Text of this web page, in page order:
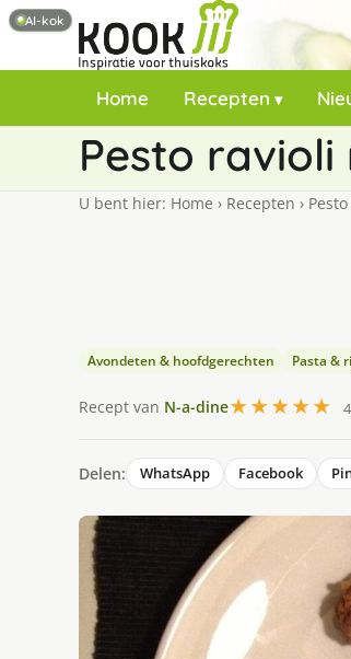
Home Recepten
Pesto
U bent hier: Home › Recepten ›
Avondeten & hoofdgerechten Pasta &
Recept van N-a-dine★★★★★
Delen: WhatsApp Facebook
AI-kok